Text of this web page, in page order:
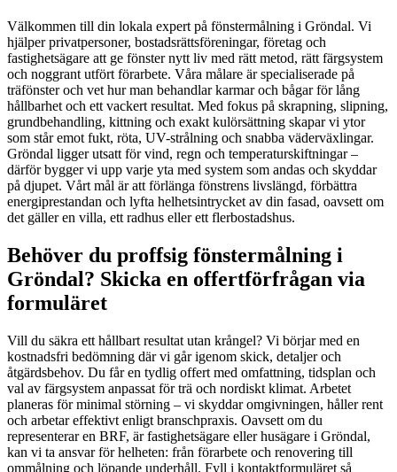
Välkommen till din lokala expert på fönstermålning i Gröndal. Vi
hjälper privatpersoner, bostadsrättsföreningar, företag och
fastighetsägare att ge fönster nytt liv med rätt metod, rätt färgsystem
och noggrant utfört förarbete. Våra målare är specialiserade på
träfönster och vet hur man behandlar karmar och bågar för lång
hållbarhet och ett vackert resultat. Med fokus på skrapning, slipning,
grundbehandling, kittning och exakt kulörsättning skapar vi ytor
som står emot fukt, röta, UV-strålning och snabba väderväxlingar.
Gröndal ligger utsatt för vind, regn och temperaturskiftningar –
därför bygger vi upp varje yta med system som andas och skyddar
på djupet. Vårt mål är att förlänga fönstrens livslängd, förbättra
energiprestandan och lyfta helhetsintrycket av din fasad, oavsett om
det gäller en villa, ett radhus eller ett flerbostadshus.
Behöver du proffsig fönstermålning i
Gröndal? Skicka en offertförfrågan via
formuläret
Vill du säkra ett hållbart resultat utan krångel? Vi börjar med en
kostnadsfri bedömning där vi går igenom skick, detaljer och
åtgärdsbehov. Du får en tydlig offert med omfattning, tidsplan och
val av färgsystem anpassat för trä och nordiskt klimat. Arbetet
planeras för minimal störning – vi skyddar omgivningen, håller rent
och arbetar effektivt enligt branschpraxis. Oavsett om du
representerar en BRF, är fastighetsägare eller husägare i Gröndal,
kan vi ta ansvar för helheten: från förarbete och renovering till
ommålning och löpande underhåll. Fyll i kontaktformuläret så